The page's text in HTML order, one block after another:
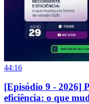
44:16
[Episódio 9 - 2026]
eficiência: o que